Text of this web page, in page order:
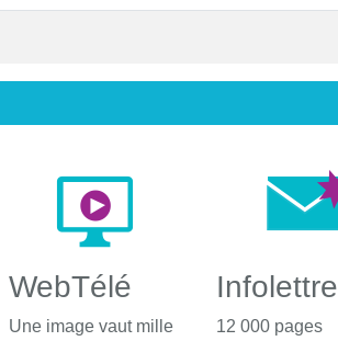
WebTélé
Une image vaut mille
Infolettre
12 000 pages